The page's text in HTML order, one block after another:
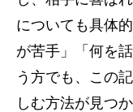
についても具体
が苦手」「何を
う方でも、この
しむ方法が見つ